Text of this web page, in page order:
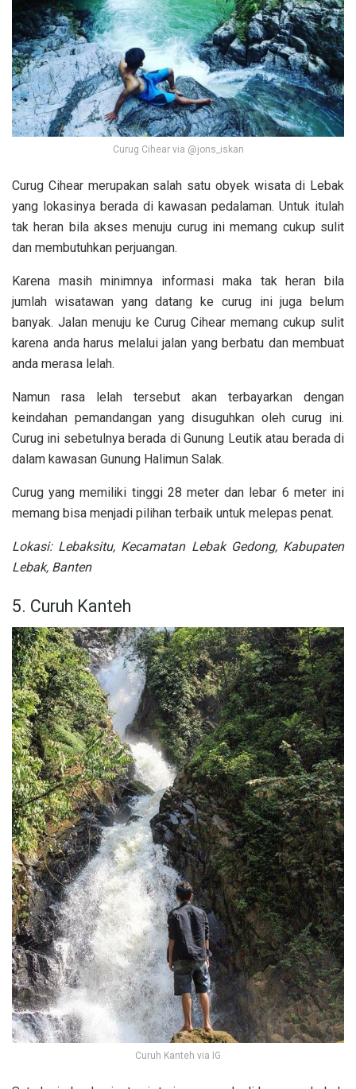
Curug Cihear via @jons_iskan
Curug Cihear merupakan salah satu obyek wisata di Lebak
yang lokasinya berada di kawasan pedalaman. Untuk itulah
tak heran bila akses menuju curug ini memang cukup sulit
dan membutuhkan perjuangan.
Karena masih minimnya informasi maka tak heran bila
jumlah wisatawan yang datang ke curug ini juga belum
banyak. Jalan menuju ke Curug Cihear memang cukup sulit
karena anda harus melalui jalan yang berbatu dan membuat
anda merasa lelah.
Namun rasa lelah tersebut akan terbayarkan dengan
keindahan pemandangan yang disuguhkan oleh curug ini.
Curug ini sebetulnya berada di Gunung Leutik atau berada di
dalam kawasan Gunung Halimun Salak.
Curug yang memiliki tinggi 28 meter dan lebar 6 meter ini
memang bisa menjadi pilihan terbaik untuk melepas penat.
Lokasi: Lebaksitu, Kecamatan Lebak Gedong, Kabupaten
Lebak, Banten
5. Curuh Kanteh
Curuh Kanteh via IG